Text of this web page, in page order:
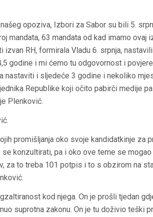
opoziva, Izbori za Sabor su bili 5.
mandata, 63 mandata od kad imamo ovaj
izvan RH, formirala Vladu 6. srpnja,
godine i mi ćemo tu odgovornost i
nastaviti i sljedeće 3 godine i nekoliko
Republike koji očito pabirči medije
Plenković.
promišljanja oko svoje kandidatkinje za
se konzultirati, pa i oko ove teme se
za to treba 101 potpis i to s obzirom na
kod njega. On je prošli tjedan
suprotna zakonu. On je tu doživio teški